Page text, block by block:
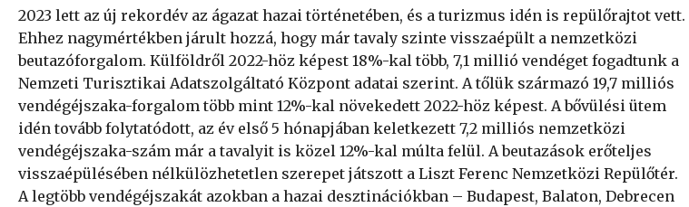
2023 lett az új rekordév az ágazat hazai történetében, és a turizmus idén is repülőrajtot vett.
Ehhez nagymértékben járult hozzá, hogy már tavaly szinte visszaépült a nemzetközi
beutazóforgalom. Külföldről 2022-höz képest 18%-kal több, 7,1 millió vendéget fogadtunk a
Nemzeti Turisztikai Adatszolgáltató Központ adatai szerint. A tőlük származó 19,7 milliós
vendégéjszaka-forgalom több mint 12%-kal növekedett 2022-höz képest. A bővülési ütem
idén tovább folytatódott, az év első 5 hónapjában keletkezett 7,2 milliós nemzetközi
vendégéjszaka-szám már a tavalyit is közel 12%-kal múlta felül. A beutazások erőteljes
visszaépülésében nélkülözhetetlen szerepet játszott a Liszt Ferenc Nemzetközi Repülőtér.
A legtöbb vendégéjszakát azokban a hazai desztinációkban – Budapest, Balaton, Debrecen